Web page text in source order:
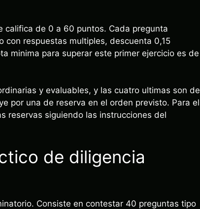
califica de 0 a 60 puntos. Cada pregunta
respuestas multiples, descuenta 0,15
minima para superar este primer ejercicio es de
y evaluables, y las cuatro ultimas son de
por una de reserva en el orden previsto. Para el
reservas siguiendo las instrucciones del
de diligencia
Consiste en contestar 40 preguntas tipo